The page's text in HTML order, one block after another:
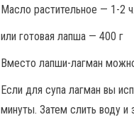
Масло растительное — 1-2
или готовая лапша — 400 г
Вместо лапши-лагман
Если для супа лагман вы
минуты. Затем слить воду и